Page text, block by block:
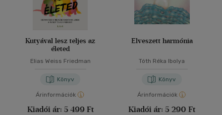
Kutyával lesz teljes az
életed
Elias Weiss Friedman
Könyv
Árinformációk
Kiadói ár: 5 499 Ft
Elveszett harmónia
Tóth Réka Ibolya
Könyv
Árinformációk
Kiadói ár: 5 290 Ft